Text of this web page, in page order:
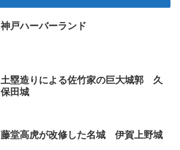
神戸ハーバーランド
土塁造りによる佐竹家の巨大城郭 久
保田城
藤堂高虎が改修した名城 伊賀上野城